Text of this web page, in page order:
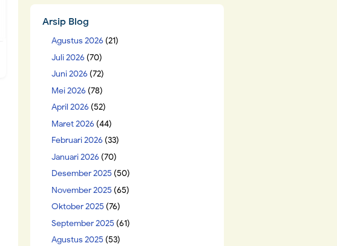
Arsip Blog
Agustus 2026 (21)
Juli 2026 (70)
Juni 2026 (72)
Mei 2026 (78)
April 2026 (52)
Maret 2026 (44)
Februari 2026 (33)
Januari 2026 (70)
Desember 2025 (50)
November 2025 (65)
Oktober 2025 (76)
September 2025 (61)
Agustus 2025 (53)